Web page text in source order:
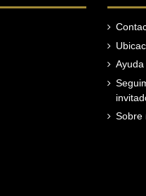
Ayuda
Sobre